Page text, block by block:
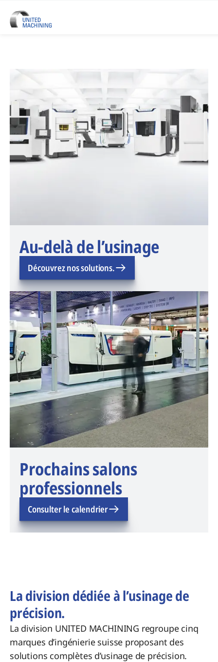
UNITED MACHINING - Six
Au-delà de l’usinage
Découvrez nos solutions.
Prochains salons
professionnels
Consulter le calendrier
La division dédiée à l’usinage de
précision.
La division UNITED MACHINING regroupe cinq
marques d’ingénierie suisse proposant des
solutions complètes d’usinage de précision.